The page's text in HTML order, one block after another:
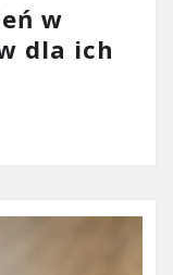
w
dla ich